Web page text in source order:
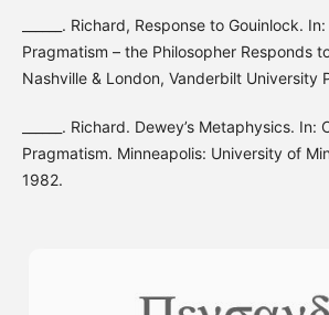
______. Richard, Response to Gouinlock.
Pragmatism – the Philosopher Responds
Nashville & London, Vanderbilt University
______. Richard. Dewey’s Metaphysics.
Pragmatism. Minneapolis: University of
1982.